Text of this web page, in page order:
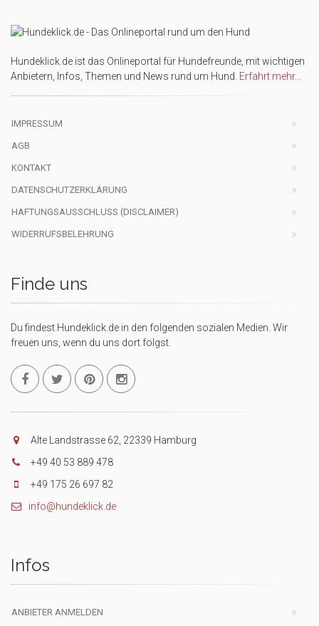
Hundeklick.de ist das Onlineportal für Hundefreunde, mit wichtigen
Anbietern, Infos, Themen und News rund um Hund. Erfahrt mehr...
IMPRESSUM
AGB
KONTAKT
DATENSCHUTZERKLÄRUNG
HAFTUNGSAUSSCHLUSS (DISCLAIMER)
WIDERRUFSBELEHRUNG
Finde uns
Du findest Hundeklick.de in den folgenden sozialen Medien. Wir
freuen uns, wenn du uns dort folgst.
Alte Landstrasse 62, 22339 Hamburg
+49 40 53 889 478
+49 175 26 697 82
info@hundeklick.de
Infos
ANBIETER ANMELDEN